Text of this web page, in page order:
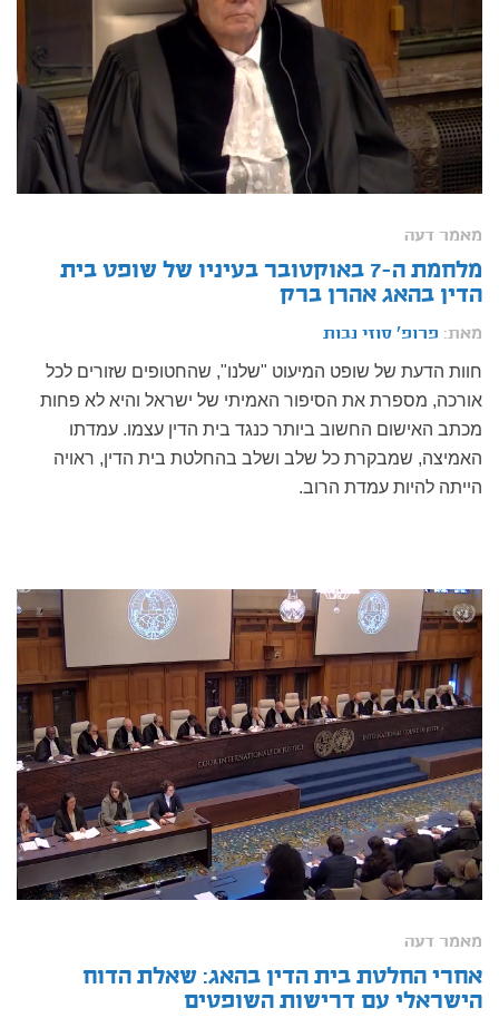
מאמר דעה
מלחמת ה-7 באוקטובר בעיניו של שופט בית
הדין בהאג אהרן ברק
מאת: פרופ' סוזי נבות
חוות הדעת של שופט המיעוט "שלנו", שהחטופים שזורים לכל
אורכה, מספרת את הסיפור האמיתי של ישראל והיא לא פחות
מכתב האישום החשוב ביותר כנגד בית הדין עצמו. עמדתו
האמיצה, שמבקרת כל שלב ושלב בהחלטת בית הדין, ראויה
הייתה להיות עמדת הרוב.
מאמר דעה
אחרי החלטת בית הדין בהאג: שאלת הדוח
הישראלי עם דרישות השופטים